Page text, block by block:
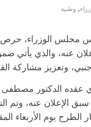
, وطنية
الوزراء، حرص
عنه، والذي يأتي
وتعزيز مشاركة
عقده الدكتور مصطفى
الإعلان عنه، وتم
يوم الأربعاء
الرئيسية مصر ناس وناس
ذكرى رحيله.. د. نور
قانوني دافع عن قضايا
26 يناير، 2026